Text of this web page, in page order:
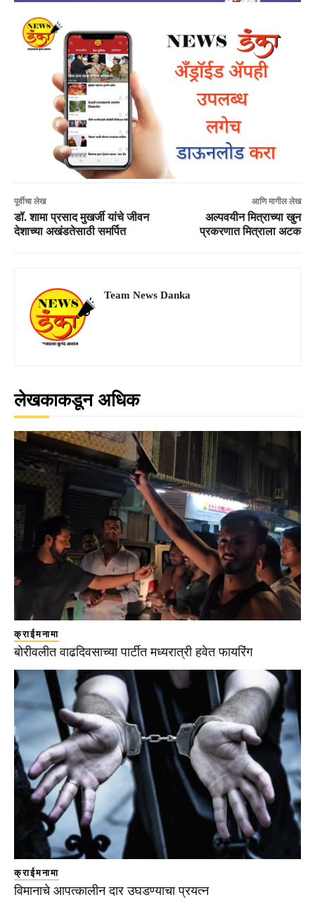
पूर्वीचा लेख
डॉ. शामा प्रसाद मुखर्जी यांचे जीवन
देशाच्या अखंडतेसाठी समर्पित
आणि मागील लेख
अल्पवयीन मित्राच्या खुन
प्रकरणात मित्राला अटक
Team News Danka
लेखकाकडून अधिक
क्राईमनामा
बोरीवलीत वाढदिवसाच्या पार्टीत मध्यरात्री हवेत फायरिंग
क्राईमनामा
विमानाचे आपत्कालीन दार उघडण्याचा प्रयत्न